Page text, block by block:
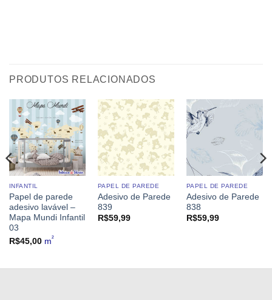
PRODUTOS RELACIONADOS
INFANTIL
Papel de parede
adesivo lavável –
Mapa Mundi Infantil
03
R$45,00m²
PAPEL DE PAREDE
Adesivo de Parede
839
R$59,99
PAPEL DE PAREDE
Adesivo de Parede
838
R$59,99